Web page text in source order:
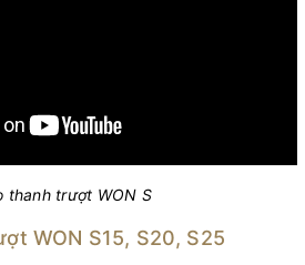
thanh trượt WON S
WON S15, S20, S25